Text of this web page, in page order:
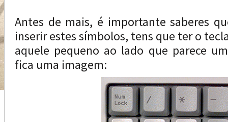
Antes de mais, é importante saberes
inserir estes símbolos, tens que ter o
aquele pequeno ao lado que parece
fica uma imagem: